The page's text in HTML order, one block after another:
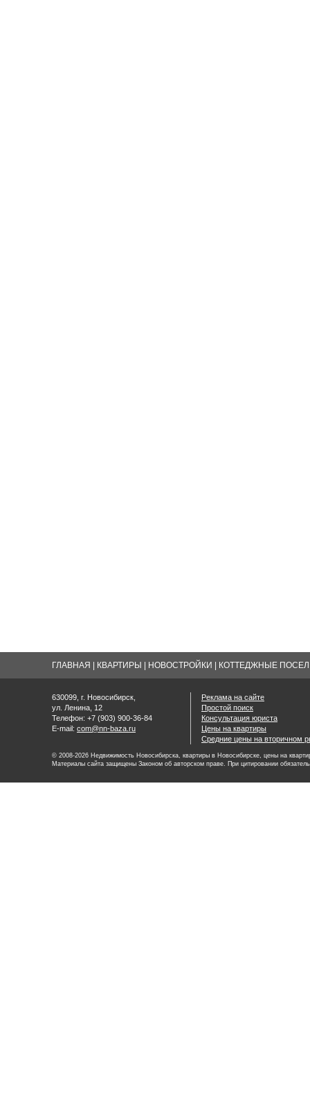
ГЛАВНАЯ КВАРТИРЫ НОВОСТРОЙКИ КОТТЕДЖНЫЕ
630099, г. Новосибирск,
ул. Ленина, 12
Телефон: +7 (903) 900-36-84
E-mail: com@nn-baza.ru
Реклама на сайте
Простой поиск
Консультация юриста
Цены на квартиры
Средние цены на вторичном
© 2008-2026 Недвижимость Новосибирска, квартиры в Новосибирске, цены на
Материалы сайта защищены Законом об авторском праве. При цитировании